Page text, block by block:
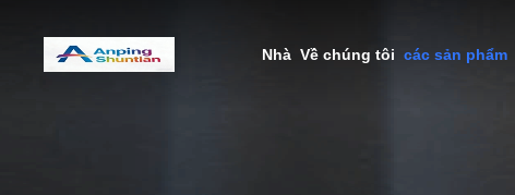
Nhà Về chúng tôi các sản phẩm